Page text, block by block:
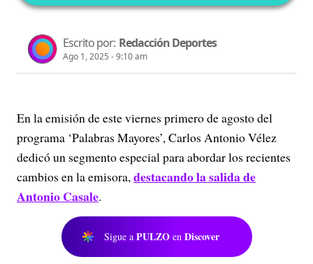
Escrito por: Redacción Deportes
Ago 1, 2025 - 9:10 am
En la emisión de este viernes primero de agosto del
programa ‘Palabras Mayores’, Carlos Antonio Vélez
dedicó un segmento especial para abordar los recientes
cambios en la emisora,destacando la salida de
Antonio Casale.
Sigue a PULZO en Discover